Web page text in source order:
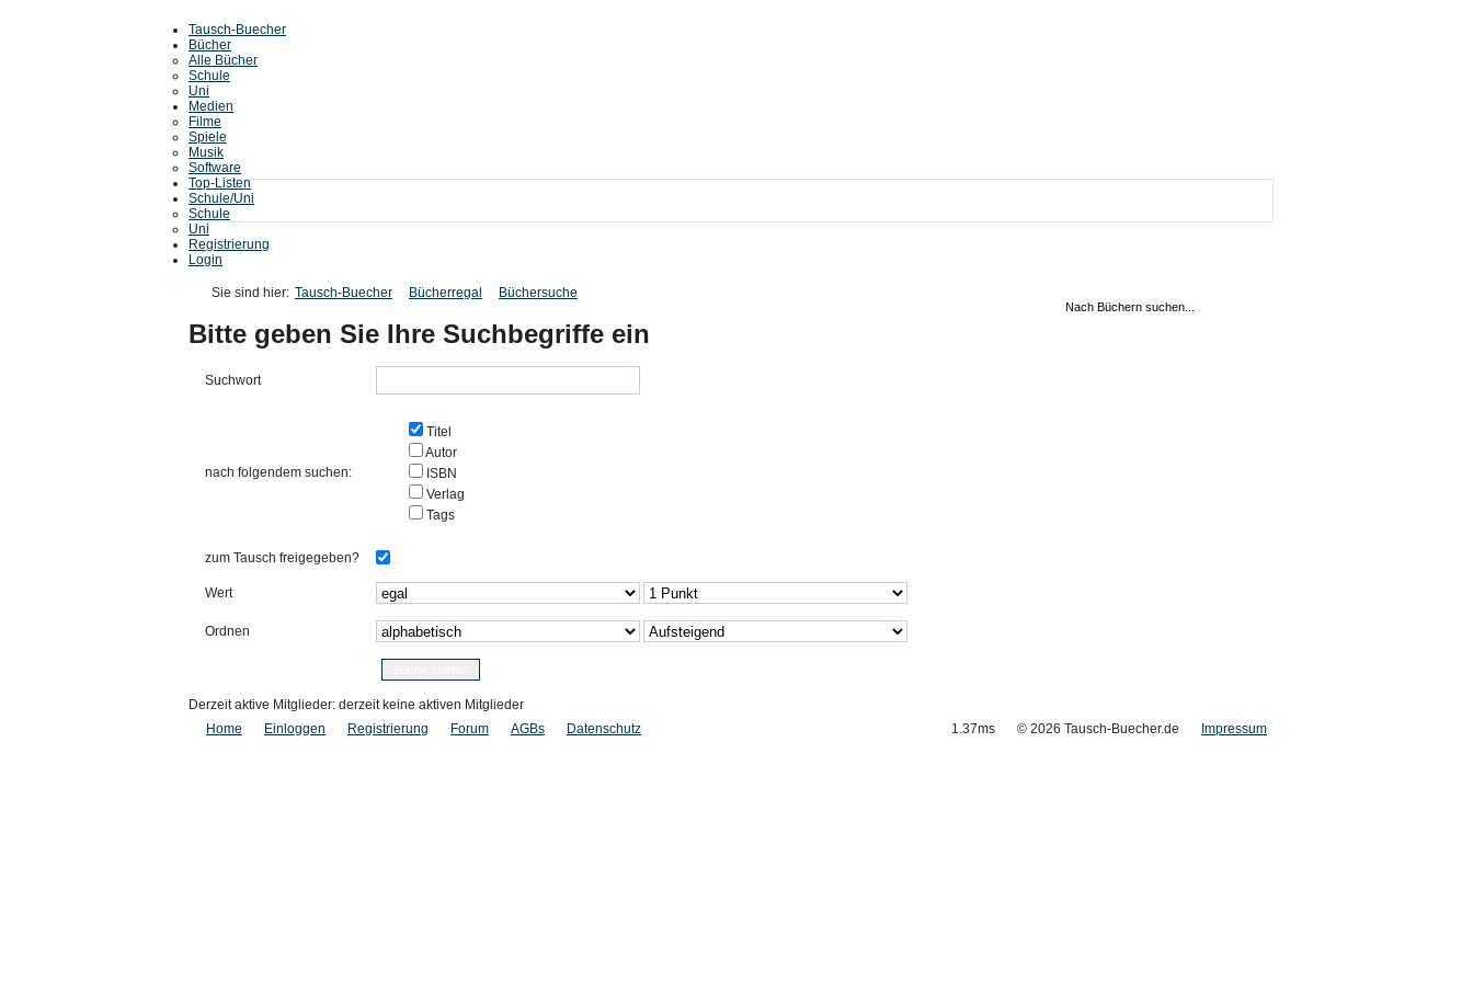
Tausch-Buecher
Bücher
Alle Bücher
Schule
Uni
Medien
Filme
Spiele
Musik
Software
Top-Listen
Schule/Uni
Schule
Uni
Registrierung
Login
Sie sind hier: Tausch-Buecher Bücherregal Büchersuche
Bitte geben Sie Ihre Suchbegriffe ein
Suchwort
nach folgendem suchen:
Titel
Autor
ISBN
Verlag
Tags
zum Tausch freigegeben?
Wert
Ordnen
Derzeit aktive Mitglieder: derzeit keine aktiven Mitglieder
Home
Einloggen Registrierung Forum AGBs Datenschutz 1.37ms © 2026 Tausch-Buecher.de Impressum